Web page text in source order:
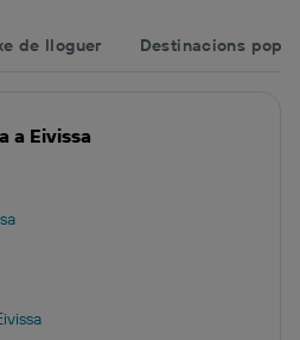
de lloguer Destinacions
a Eivissa